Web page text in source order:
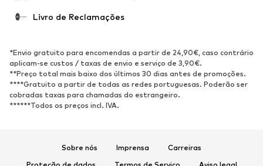
DESPORTO
Sapatilhas de desporto
Mochilas e Sacos de desporto
Acessórios de desporto
ACESSÓRIOS
Malas e Mochilas
Relógios
Bijuteria
Livro de Reclamações
*Envio gratuito para encomendas a partir de 24,90€, caso contrário
aplicam-se custos / taxas de envio e serviço de 3,90€.
**Preço total mais baixo dos últimos 30 dias antes de promoções.
****Gratuito a partir de todas as redes portuguesas. Poderão ser
cobradas taxas para chamadas do estrangeiro.
******Todos os preços incl. IVA.
Sobre nós Imprensa
Carreiras